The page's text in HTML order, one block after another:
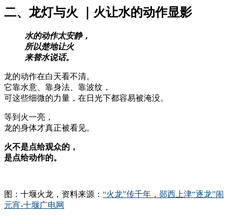
二、龙灯与火 ｜火让水的动作显影
水的动作太安静，
所以楚地让火
来替水说话。
龙的动作在白天看不清。
它靠水意、靠身法、靠波纹，
可这些细微的力量，在日光下都容易被淹没。
等到火一亮，
龙的身体才真正被看见。
火不是点给观众的，
是点给动作的。
图：十堰火龙，资料来源： “火龙”传千年，郧西上津“逐龙”闹
元宵-十堰广电网